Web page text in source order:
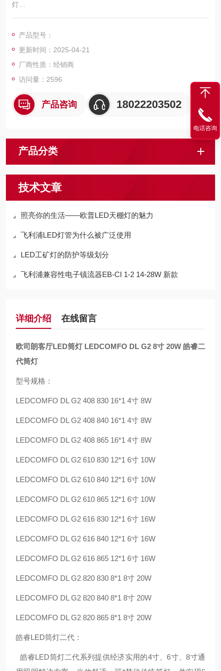
灯
节能、长寿命、比传统节能筒灯节能60%
外形美观大方、简洁、不落俗套
产品型号：
更新时间：2025-04-21
厂商性质：经销商
访问量：2596
产品咨询 18022203502
产品分类
技术文章
照亮你的生活——欧普LED天棚灯的魅力
飞利浦LED灯管为什么被广泛使用
LED工矿灯的防护等级划分
飞利浦兼容性电子镇流器EB-CI 1-2 14-28W 新款
详细介绍 在线留言
欧司朗客厅LED筒灯 LEDCOMFO DL G2 8寸 20W 皓睿二
代筒灯
型号规格：
LEDCOMFO DL G2 408 830 16*1 4寸 8W
LEDCOMFO DL G2 408 840 16*1 4寸 8W
LEDCOMFO DL G2 408 865 16*1 4寸 8W
LEDCOMFO DL G2 610 830 12*1 6寸 10W
LEDCOMFO DL G2 610 840 12*1 6寸 10W
LEDCOMFO DL G2 610 865 12*1 6寸 10W
LEDCOMFO DL G2 616 830 12*1 6寸 16W
LEDCOMFO DL G2 616 840 12*1 6寸 16W
LEDCOMFO DL G2 616 865 12*1 6寸 16W
LEDCOMFO DL G2 820 830 8*1 8寸 20W
LEDCOMFO DL G2 820 840 8*1 8寸 20W
LEDCOMFO DL G2 820 865 8*1 8寸 20W
皓睿LED筒灯二代：
皓睿LED筒灯二代系列提供经济实用的4寸、6寸、8寸通
电话咨询